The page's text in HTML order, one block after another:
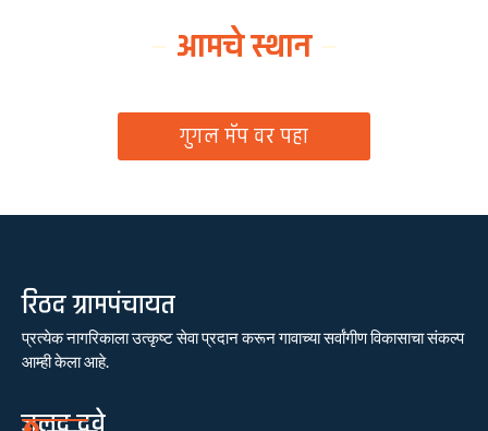
आमचे स्थान
गुगल मॅप वर पहा
रिठद ग्रामपंचायत
प्रत्येक नागरिकाला उत्कृष्ट सेवा प्रदान करून गावाच्या सर्वांगीण विकासाचा संकल्प
आम्ही केला आहे.